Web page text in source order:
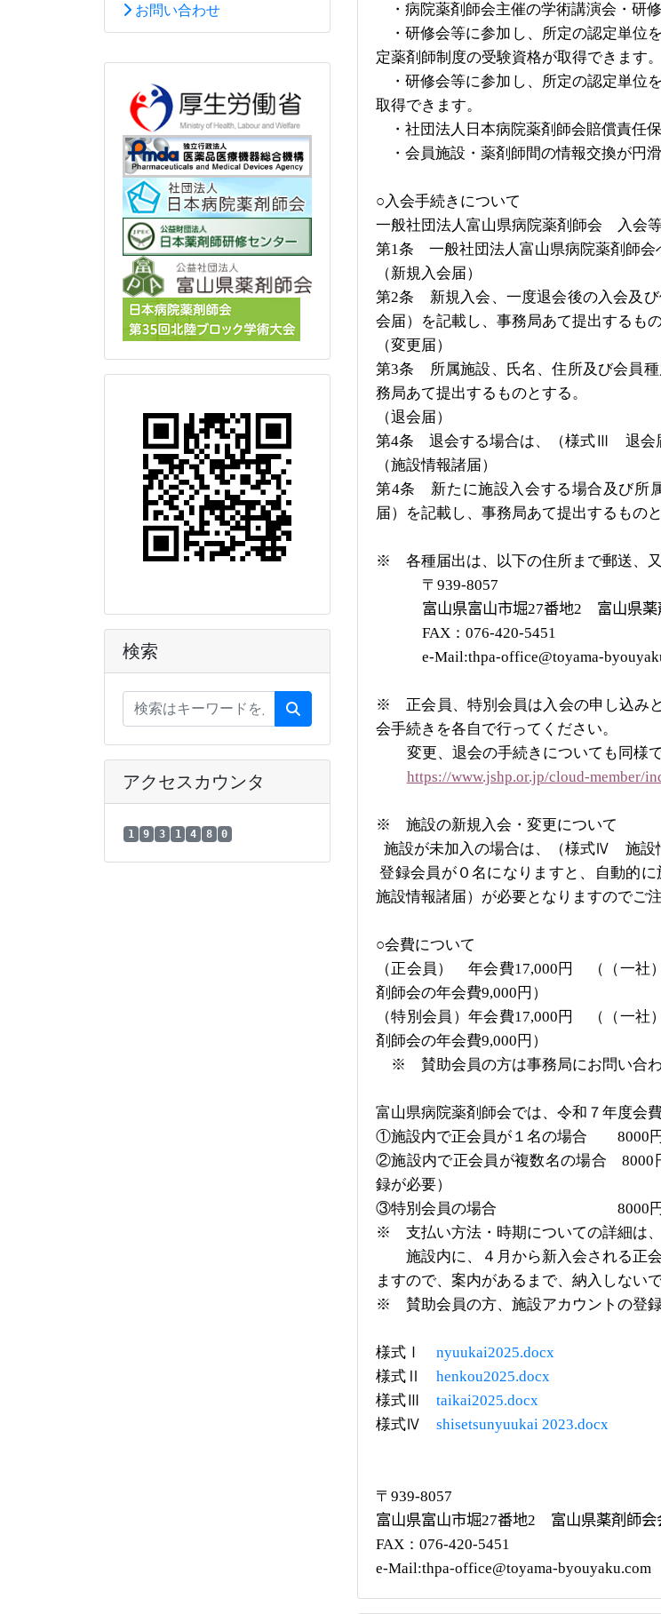
お問い合わせ
検索
アクセスカウンタ
1 9 3 1 4 8 0
・病院薬剤師会主催の学術講演会・研
・研修会等に参加し、所定の認定単位
定薬剤師制度の受験資格が取得できます。
・研修会等に参加し、所定の認定単位
取得できます。
・社団法人日本病院薬剤師会賠償責任
・会員施設・薬剤師間の情報交換が円
○入会手続きについて
一般社団法人富山県病院薬剤師会 入会
第1条 一般社団法人富山県病院薬剤師会
（新規入会届）
第2条 新規入会、一度退会後の入会及
会届）を記載し、事務局あて提出するもの
（変更届）
第3条 所属施設、氏名、住所及び会員
務局あて提出するものとする。
（退会届）
第4条 退会する場合は、（様式Ⅲ 退会届
（施設情報諸届）
第4条 新たに施設入会する場合及び所
届）を記載し、事務局あて提出するものと
※ 各種届出は、以下の住所まで郵送、
〒 939-8057
富山県富山市堀27番地2 富山県薬
FAX ： 076-420-5451
e-Mail:thpa-office@toyama-
※ 正会員、特別会員は入会の申し込み
会手続きを各自で行ってください。
変更、退会の手続きについても同様で
https://www.jshp.or.jp/cloud-member/
※ 施設の新規入会・変更について
施設が未加入の場合は、（様式Ⅳ 施設
登録会員が０名になりますと、自動的
施設情報諸届）が必要となりますのでご
○会費について
（正会員） 年会費17,000 円 （（一社
剤師会の年会費9,000 円）
（特別会員）年会費17,000 円 （（一社
剤師会の年会費9,000 円）
※ 賛助会員の方は事務局にお問い合わ
富山県病院薬剤師会では、令和７年度会
①施設内で正会員が１名の場合 8000
②施設内で正会員が複数名の場合8000
録が必要）
③特別会員の場合 8000
※ 支払い方法・時期についての詳細は、
施設内に、４月から新入会される正会
ますので、案内があるまで、納入しないで
※ 賛助会員の方、施設アカウントの登録
様式Ⅰ nyuukai2025.docx
様式Ⅱ henkou2025.docx
様式Ⅲ taikai2025.docx
様式Ⅳ shisetsunyuukai 2023.docx
〒 939-8057
富山県富山市堀27番地2 富山県薬剤師会
FAX ： 076-420-5451
e-Mail:thpa-office@toyama-byouyaku.com